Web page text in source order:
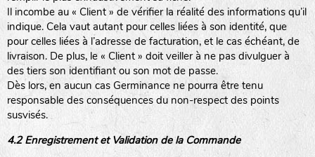
Il incombe au « Client » de vérifier la réalité des informations qu’il
indique. Cela vaut autant pour celles liées à son identité, que
pour celles liées à l’adresse de facturation, et le cas échéant, de
livraison. De plus, le « Client » doit veiller à ne pas divulguer à
des tiers son identifiant ou son mot de passe.
Dès lors, en aucun cas Germinance ne pourra être tenu
responsable des conséquences du non-respect des points
susvisés.
4.2 Enregistrement et Validation de la Commande